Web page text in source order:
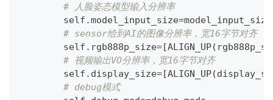
# 人脸姿态模型输入分辨率
        self
.model_input_size=model_input_size
# sensor给到AI的图像分辨率，宽16字节对齐
        self
. rgb888p_size=[ALIGN_UP(
# 视频输出VO分辨率，宽16字节对齐
        self
. display_size=[ALIGN_UP(
# debug模式